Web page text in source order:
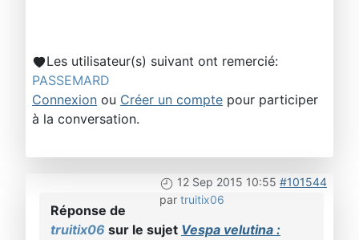
Les utilisateur(s) suivant ont remercié:
PASSEMARD
Connexion ou Créer un compte pour participer
à la conversation.
12 Sep 2015 10:55 #101544
par truitix06
Réponse de
truitix06 sur le sujet Vespa velutina :